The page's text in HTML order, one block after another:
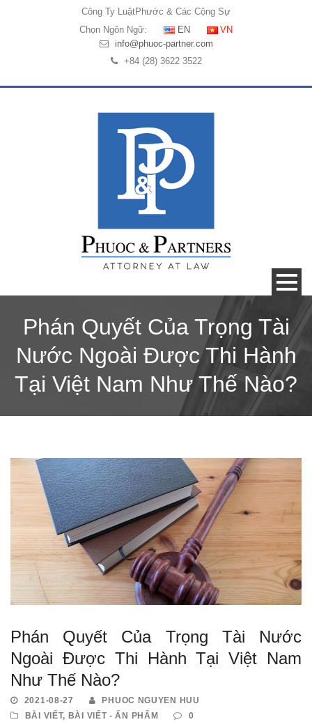
Công Ty LuậtPhước & Các Cộng Sự
Chọn Ngôn Ngữ:
EN
VN
info@phuoc-partner.com
+84 (28) 3622 3522
Phán Quyết Của Trọng Tài
Nước Ngoài Được Thi Hành
Tại Việt Nam Như Thế Nào?
Phán Quyết Của Trọng Tài Nước
Ngoài Được Thi Hành Tại Việt Nam
Như Thế Nào?
2021-08-27
PHUOC NGUYEN HUU
BÀI VIẾT, BÀI VIẾT - ẤN PHẨM 0